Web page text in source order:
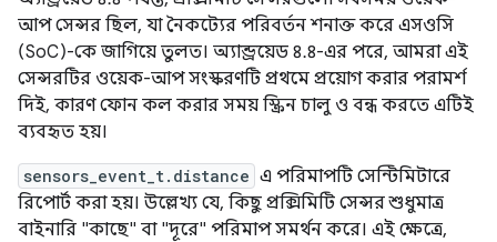
আপ সেন্সর ছিল, যা নৈকট্যের পরিবর্তন শনাক্ত করে এসওসি
(SoC)-কে জাগিয়ে তুলত। অ্যান্ড্রয়েড ৪.৪-এর পরে, আমরা এই
সেন্সরটির ওয়েক-আপ সংস্করণটি প্রথমে প্রয়োগ করার পরামর্শ
দিই, কারণ ফোন কল করার সময় স্ক্রিন চালু ও বন্ধ করতে এটিই
ব্যবহৃত হয়।
sensors_event_t.distance এ পরিমাপটি সেন্টিমিটারে
রিপোর্ট করা হয়। উল্লেখ্য যে, কিছু প্রক্সিমিটি সেন্সর শুধুমাত্র
বাইনারি "কাছে" বা "দূরে" পরিমাপ সমর্থন করে। এই ক্ষেত্রে,